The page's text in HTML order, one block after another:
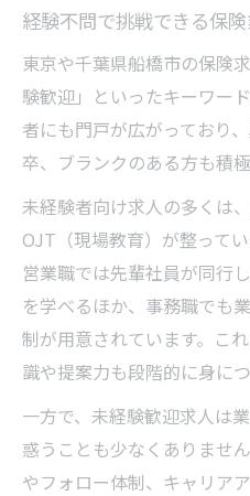
経験不問で挑戦できる保
東京や千葉県船橋市の保険
験歓迎」といったキーワー
者にも門戸が広がっており
卒、ブランクのある方も積
未経験者向け求人の多くは
OJT（現場教育）が整って
営業職では先輩社員が同行
を学べるほか、事務職でも
制が用意されています。こ
識や提案力も段階的に身に
一方で、未経験歓迎求人は
惑うことも少なくありませ
やフォロー体制、キャリア